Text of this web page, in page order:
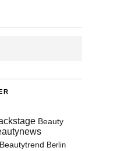
Beauty
Beautytrend Berlin